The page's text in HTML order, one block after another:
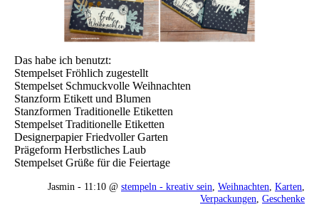
Das habe ich benutzt:
Stempelset Fröhlich zugestellt
Stempelset Schmuckvolle Weihnachten
Stanzform Etikett und Blumen
Stanzformen Traditionelle Etiketten
Stempelset Traditionelle Etiketten
Designerpapier Friedvoller Garten
Prägeform Herbstliches Laub
Stempelset Grüße für die Feiertage
Jasmin - 11:10 @ stempeln - kreativ sein Weihnachten Karten
Verpackungen Geschenke